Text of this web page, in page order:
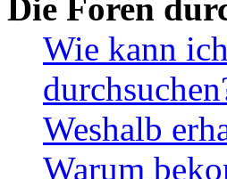
Die Foren
Wie kann
Weshalb
Warum